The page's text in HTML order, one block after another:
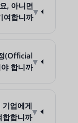
▾
, 아니면
합니까?
▾
(Official
합니까?
▾
기업에게
합니까?